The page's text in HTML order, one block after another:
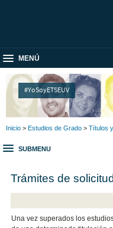
MENÚ
#YoSoyETSEUV
Inicio > Estudios de Grado > Títulos
SUBMENU
Trámites de
Una vez superados los